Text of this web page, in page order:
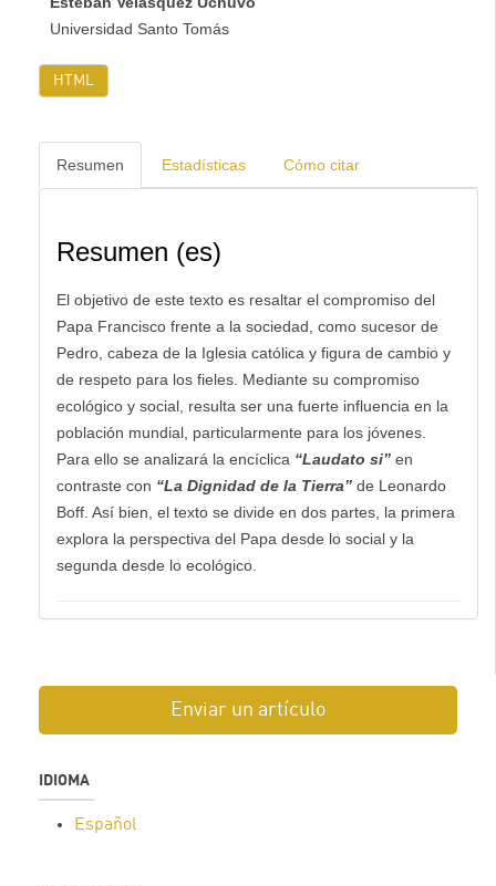
Universidad Santo Tomás
HTML
Resumen Estadísticas Cómo citar
Resumen (es)
El objetivo de este texto es resaltar el compromiso del
Papa Francisco frente a la sociedad, como sucesor de
Pedro, cabeza de la Iglesia católica y figura de cambio y
de respeto para los fieles. Mediante su compromiso
ecológico y social, resulta ser una fuerte influencia en la
población mundial, particularmente para los jóvenes.
Para ello se analizará la encíclica “Laudato si” en
contraste con “La Dignidad de la Tierra” de Leonardo
Boff. Así bien, el texto se divide en dos partes, la primera
explora la perspectiva del Papa desde lo social y la
segunda desde lo ecológico.
Enviar un artículo
IDIOMA
Español